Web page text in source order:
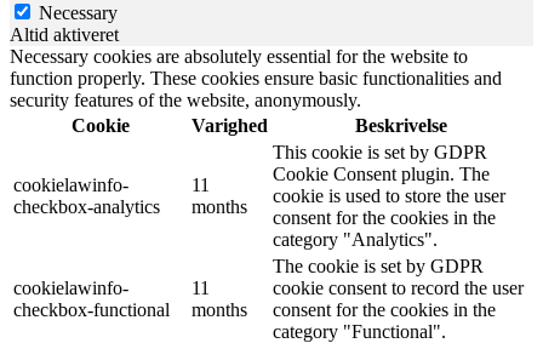
Necessary
Altid aktiveret
Necessary cookies are absolutely essential for the website to
function properly. These cookies ensure basic functionalities and
security features of the website, anonymously.
Cookie
Varighed Beskrivelse
cookielawinfo-
checkbox-analytics
11
months
This cookie is set by GDPR
Cookie Consent plugin. The
cookie is used to store the user
consent for the cookies in the
category "Analytics".
cookielawinfo-
checkbox-functional
11
months
The cookie is set by GDPR
cookie consent to record the user
consent for the cookies in the
category "Functional".